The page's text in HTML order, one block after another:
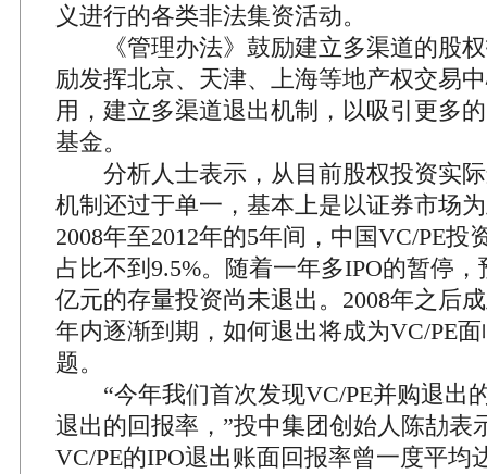
义进行的各类非法集资活动。
《管理办法》鼓励建立多渠道的股权
励发挥北京、天津、上海等地产权交易
用，建立多渠道退出机制，以吸引更多
基金。
分析人士表示，从目前股权投资实际
机制还过于单一，基本上是以证券市场
2008年至2012年的5年间，中国VC/PE投
占比不到9.5%。随着一年多IPO的暂停
亿元的存量投资尚未退出。2008年之后
年内逐渐到期，如何退出将成为VC/PE
题。
“今年我们首次发现VC/PE并购退出
退出的回报率，”投中集团创始人陈劼表
VC/PE的IPO退出账面回报率曾一度平均